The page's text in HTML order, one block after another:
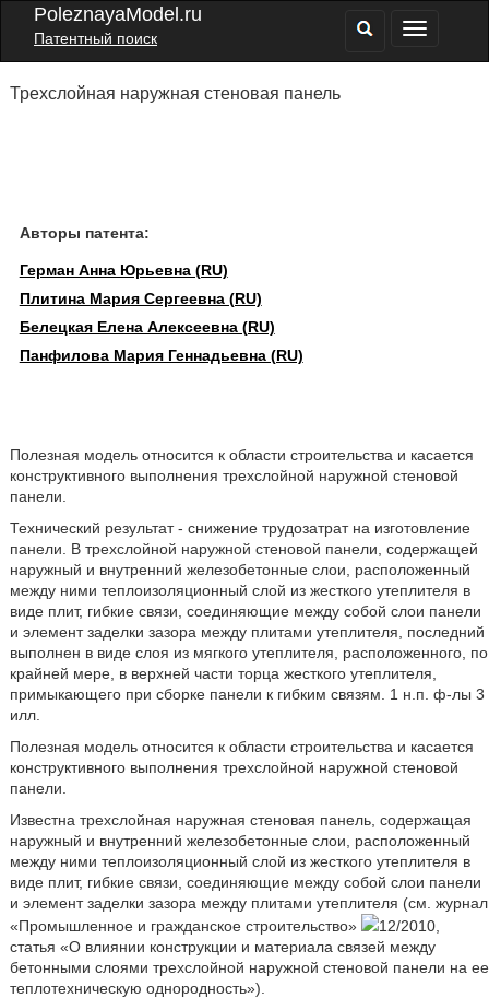
PoleznayaModel.ru
Патентный поиск
Трехслойная наружная стеновая панель
Авторы патента:
Герман Анна Юрьевна (RU)
Плитина Мария Сергеевна (RU)
Белецкая Елена Алексеевна (RU)
Панфилова Мария Геннадьевна (RU)
Полезная модель относится к области строительства и касается
конструктивного выполнения трехслойной наружной стеновой
панели.
Технический результат - снижение трудозатрат на изготовление
панели. В трехслойной наружной стеновой панели, содержащей
наружный и внутренний железобетонные слои, расположенный
между ними теплоизоляционный слой из жесткого утеплителя в
виде плит, гибкие связи, соединяющие между собой слои панели
и элемент заделки зазора между плитами утеплителя, последний
выполнен в виде слоя из мягкого утеплителя, расположенного, по
крайней мере, в верхней части торца жесткого утеплителя,
примыкающего при сборке панели к гибким связям. 1 н.п. ф-лы 3
илл.
Полезная модель относится к области строительства и касается
конструктивного выполнения трехслойной наружной стеновой
панели.
Известна трехслойная наружная стеновая панель, содержащая
наружный и внутренний железобетонные слои, расположенный
между ними теплоизоляционный слой из жесткого утеплителя в
виде плит, гибкие связи, соединяющие между собой слои панели
и элемент заделки зазора между плитами утеплителя (см. журнал
«Промышленное и гражданское строительство»
12/2010,
статья «О влиянии конструкции и материала связей между
бетонными слоями трехслойной наружной стеновой панели на ее
теплотехническую однородность»).